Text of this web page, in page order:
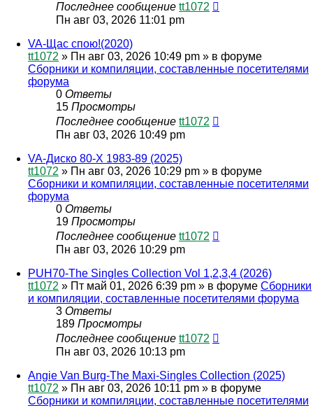
Последнее сообщение tt1072
Пн авг 03, 2026 11:01 pm
VA-Щас спою!(2020)
tt1072 » Пн авг 03, 2026 10:49 pm » в форуме
Сборники и компиляции, составленные посетителями
форума
0 Ответы
15 Просмотры
Последнее сообщение tt1072
Пн авг 03, 2026 10:49 pm
VA-Диско 80-Х 1983-89 (2025)
tt1072 » Пн авг 03, 2026 10:29 pm » в форуме
Сборники и компиляции, составленные посетителями
форума
0 Ответы
19 Просмотры
Последнее сообщение tt1072
Пн авг 03, 2026 10:29 pm
PUH70-The Singles Collection Vol 1,2,3,4 (2026)
tt1072 » Пт май 01, 2026 6:39 pm » в форуме Сборники
и компиляции, составленные посетителями форума
3 Ответы
189 Просмотры
Последнее сообщение tt1072
Пн авг 03, 2026 10:13 pm
Angie Van Burg-The Maxi-Singles Collection (2025)
tt1072 » Пн авг 03, 2026 10:11 pm » в форуме
Сборники и компиляции, составленные посетителями